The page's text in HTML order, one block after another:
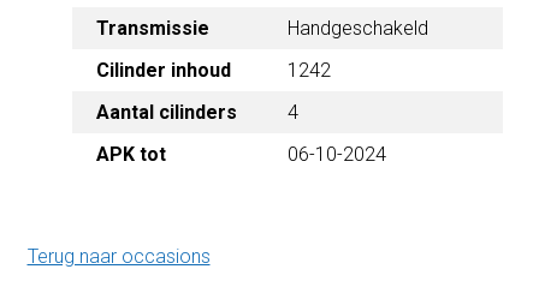
Transmissie
Handgeschakeld
Cilinder inhoud
1242
Aantal cilinders
4
APK tot
06-10-2024
Terug naar occasions